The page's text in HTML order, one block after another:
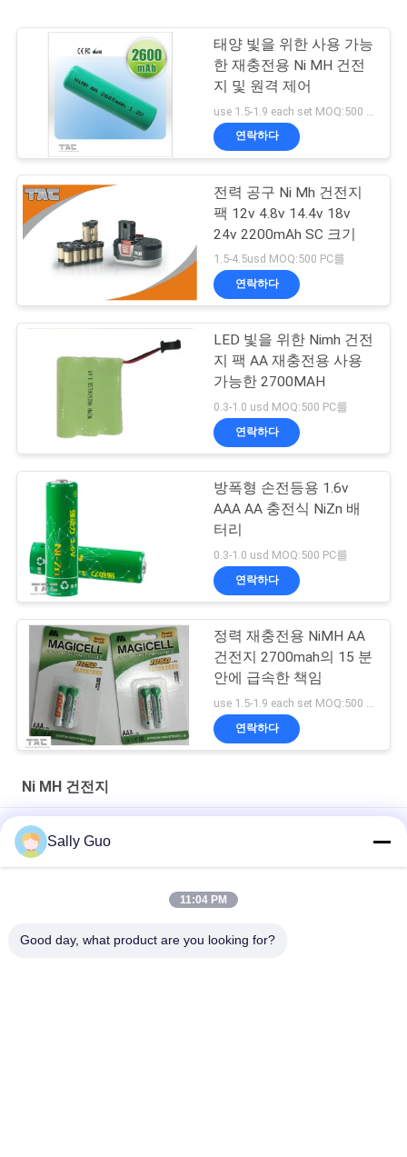
태양 빛을 위한 사용 가능
한 재충전용 Ni MH 건전
지 및 원격 제어
연락하다
전력 공구 Ni Mh 건전지
팩 12v 4.8v 14.4v 18v
24v 2200mAh SC 크기
1.5-4.5usd MOQ:500 PC를
연락하다
LED 빛을 위한 Nimh 건전
지 팩 AA 재충전용 사용
가능한 2700MAH
0.3-1.0 usd MOQ:500 PC를
연락하다
방폭형 손전등용 1.6v
AAA AA 충전식 NiZn 배
터리
0.3-1.0 usd MOQ:500 PC를
연락하다
정력 재충전용 NiMH AA
건전지 2700mah의 15 분
안에 급속한 책임
연락하다
Ni MH 건전지
1.2v - LED 가벼운 긴 주기 생활 동안 1.25v 1050MAH Ni MH 건전
지
Sally Guo
11:04 PM
Good day, what product are you looking for?